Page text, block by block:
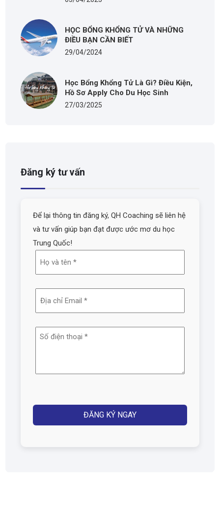
HỌC BỔNG KHỔNG TỬ VÀ NHỮNG
ĐIỀU BẠN CẦN BIẾT
29/04/2024
Học Bổng Khổng Tử Là Gì? Điều Kiện,
Hồ Sơ Apply Cho Du Học Sinh
27/03/2025
Đăng ký tư vấn
Để lại thông tin đăng ký, QH Coaching sẽ liên hệ
và tư vấn giúp bạn đạt được ước mơ du học
Trung Quốc!
tên
(Required)
email
(Required)
Số